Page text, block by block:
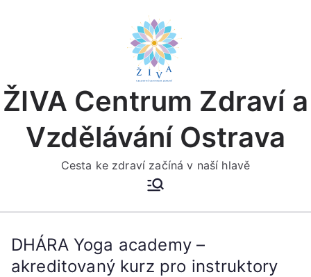
ŽIVA Centrum Zdraví a
Vzdělávání Ostrava
Cesta ke zdraví začíná v naší hlavě
DHÁRA Yoga academy –
akreditovaný kurz pro instruktory